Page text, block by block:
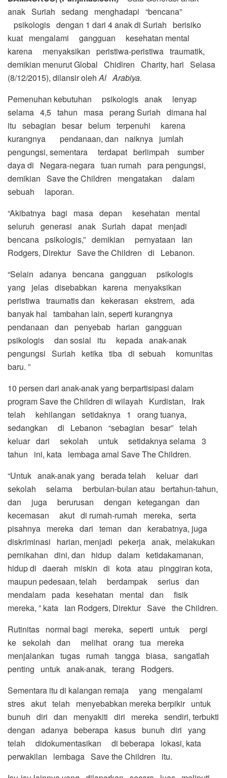
anak Suriah sedang menghadapi “bencana”
psikologis dengan 1 dari 4 anak di Suriah berisiko
kuat mengalami gangguan kesehatan mental
karena menyaksikan peristiwa-peristiwa traumatik,
demikian menurut Global Chidlren Charity, hari Selasa
(8/12/2015), dilansir olehAl Arabiya.
Pemenuhan kebutuhan psikologis anak lenyap
selama 4,5 tahun masa perang Suriah dimana hal
itu sebagian besar belum terpenuhi karena
kurangnya pendanaan, dan naiknya jumlah
pengungsi, sementara terdapat berlimpah sumber
daya di Negara-negara tuan rumah para pengungsi,
demikian Save the Children mengatakan dalam
sebuah laporan.
“Akibatnya bagi masa depan kesehatan mental
seluruh generasi anak Suriah dapat menjadi
bencana psikologis,” demikian pernyataan Ian
Rodgers, Direktur Save the Children di Lebanon.
“Selain adanya bencana gangguan psikologis
yang jelas disebabkan karena menyaksikan
peristiwa traumatis dan kekerasan ekstrem, ada
banyak hal tambahan lain, seperti kurangnya
pendanaan dan penyebab harian gangguan
psikologis dan sosial itu kepada anak-anak
pengungsi Suriah ketika tiba di sebuah komunitas
baru. ”
10 persen dari anak-anak yang berpartisipasi dalam
program Save the Children di wilayah Kurdistan, Irak
telah kehilangan setidaknya 1 orang tuanya,
sedangkan di Lebanon “sebagian besar” telah
keluar dari sekolah untuk setidaknya selama 3
tahun ini, kata lembaga amal Save The Children.
“Untuk anak-anak yang berada telah keluar dari
sekolah selama berbulan-bulan atau bertahun-tahun,
dan juga berurusan dengan ketegangan dan
kecemasan akut di rumah-rumah mereka, serta
pisahnya mereka dari teman dan kerabatnya, juga
diskriminasi harian, menjadi pekerja anak, melakukan
pernikahan dini, dan hidup dalam ketidakamanan,
hidup di daerah miskin di kota atau pinggiran kota,
maupun pedesaan, telah berdampak serius dan
mendalam pada kesehatan mental dan fisik
mereka, ” kata Ian Rodgers, Direktur Save the Children.
Rutinitas normal bagi mereka, seperti untuk pergi
ke sekolah dan melihat orang tua mereka
menjalankan tugas rumah tangga biasa, sangatlah
penting untuk anak-anak, terang Rodgers.
Sementara itu di kalangan remaja yang mengalami
stres akut telah menyebabkan mereka berpikir untuk
bunuh diri dan menyakiti diri mereka sendiri, terbukti
dengan adanya beberapa kasus bunuh diri yang
telah didokumentasikan di beberapa lokasi, kata
perwakilan lembaga Save the Children itu.